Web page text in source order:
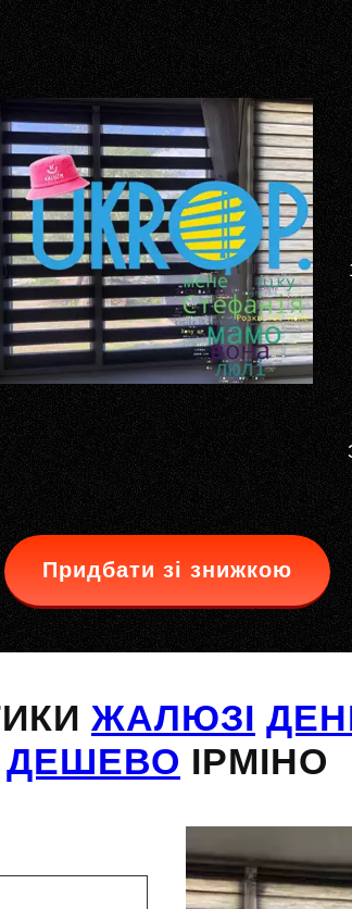
Придбати зі знижкою
ЖАЛЮЗІ
ДЕШЕВО ІРМІНО